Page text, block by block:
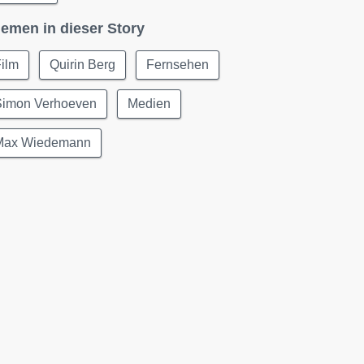
in dieser Story
Quirin Berg Fernsehen
Verhoeven Medien
Wiedemann